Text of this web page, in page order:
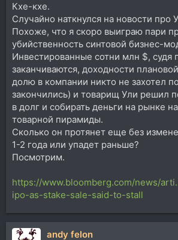
Кхе-кхе.
Случайно наткнулся на новости про
Похоже, что я скоро выиграю пари
убийственность синтовой бизнес-
Инвестированные сотни млн $, судя
заканчиваются, доходности
долю в компании никто не захотел
закончились) и товарищ Ули решил
в долг и собирать деньги на рынке
товарной пирамиды.
Сколько он протянет еще без
1-2 года или упадет раньше?
Посмотрим.
https://www.bloomberg.com/news/
ipo-as-stake-sale-said-to-stall
andy felon